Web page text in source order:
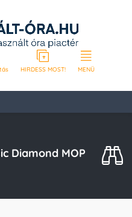
HIRDESS MOST! MENÜ
Diamond MOP